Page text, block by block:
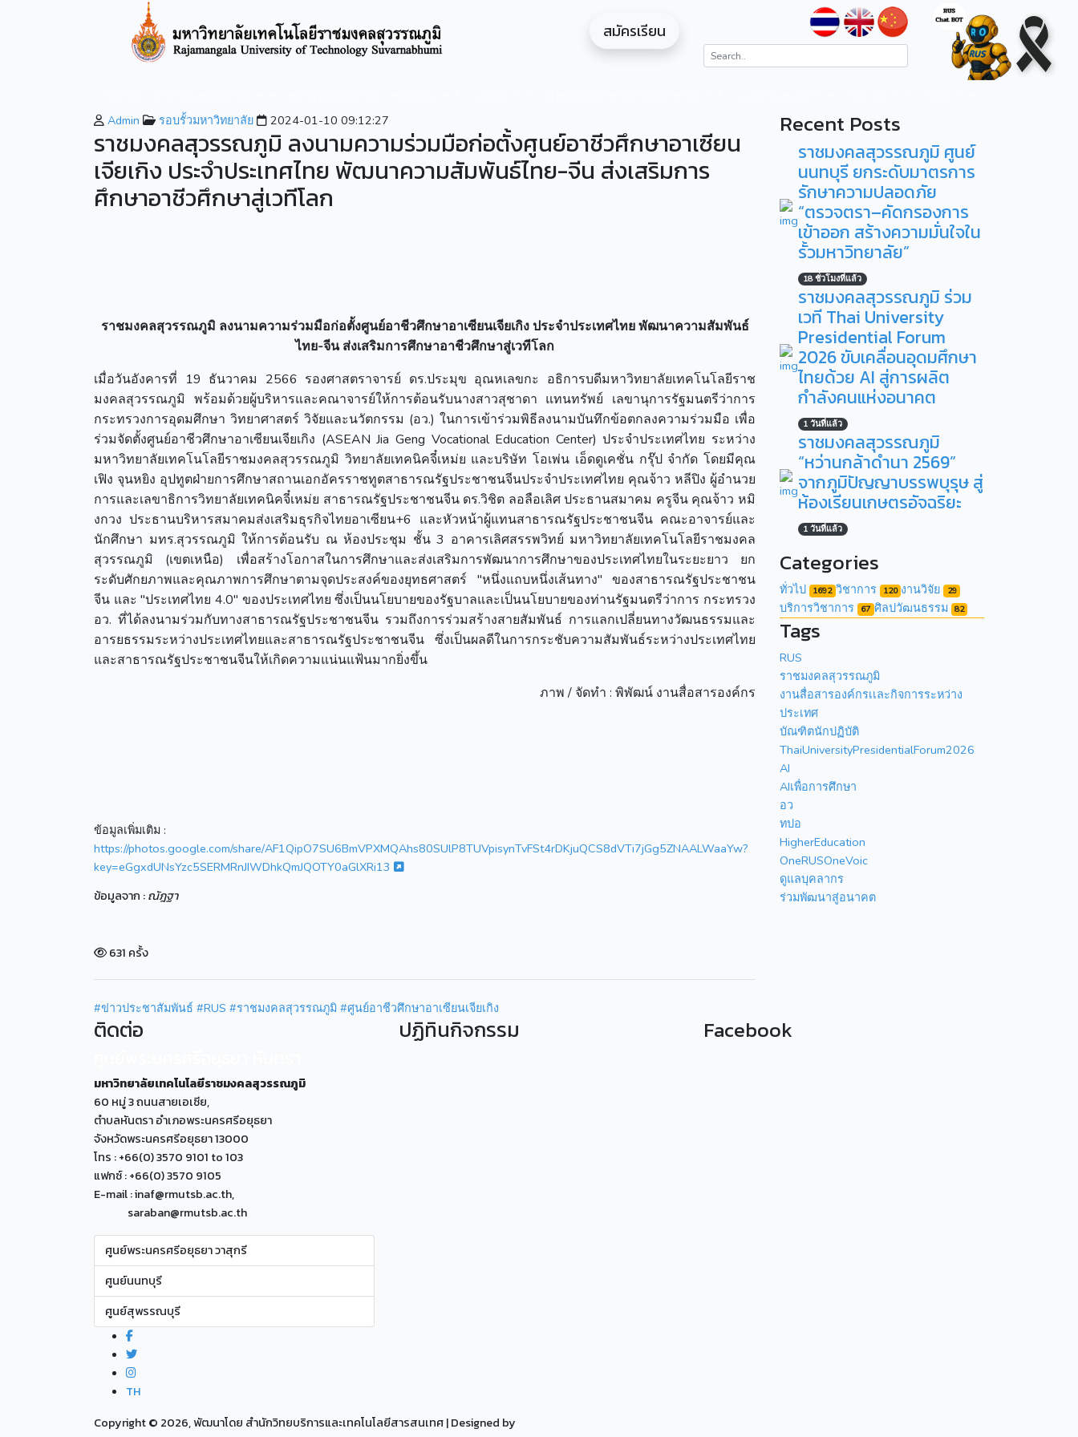
สมัครเรียน
Admin รอบรั้วมหาวิทยาลัย 2024-01-10 09:12:27
ราชมงคลสุวรรณภูมิ ลงนามความร่วมมือก่อตั้งศูนย์อาชีวศึกษาอาเซียน
เจียเกิง ประจำประเทศไทย พัฒนาความสัมพันธ์ไทย-จีน ส่งเสริมการ
ศึกษาอาชีวศึกษาสู่เวทีโลก
ราชมงคลสุวรรณภูมิ ลงนามความร่วมมือก่อตั้งศูนย์อาชีวศึกษาอาเซียนเจียเกิง ประจำประเทศไทย พัฒนาความสัมพันธ์
ไทย-จีน ส่งเสริมการศึกษาอาชีวศึกษาสู่เวทีโลก
เมื่อวันอังคารที่ 19 ธันวาคม 2566 รองศาสตราจารย์ ดร.ประมุข อุณหเลขกะ อธิการบดีมหาวิทยาลัยเทคโนโลยีราช
มงคลสุวรรณภูมิ พร้อมด้วยผู้บริหารและคณาจารย์ให้การต้อนรับนางสาวสุชาดา แทนทรัพย์ เลขานุการรัฐมนตรีว่าการ
กระทรวงการอุดมศึกษา วิทยาศาสตร์ วิจัยและนวัตกรรม (อว.) ในการเข้าร่วมพิธีลงนามบันทึกข้อตกลงความร่วมมือ เพื่อ
ร่วมจัดตั้งศูนย์อาชีวศึกษาอาเซียนเจียเกิง (ASEAN Jia Geng Vocational Education Center) ประจำประเทศไทย ระหว่าง
มหาวิทยาลัยเทคโนโลยีราชมงคลสุวรรณภูมิ วิทยาลัยเทคนิคจี๋เหม่ย และบริษัท โอเพ่น เอ็ดดูเคชั่น กรุ๊ป จำกัด โดยมีคุณ
เฟิง จุนหยิง อุปทูตฝ่ายการศึกษาสถานเอกอัครราชทูตสาธารณรัฐประชาชนจีนประจำประเทศไทย คุณจ้าว หลีปิง ผู้อำนวย
การและเลขาธิการวิทยาลัยเทคนิคจี๋เหม่ย สาธารณรัฐประชาชนจีน ดร.วิชิต ลอลือเลิศ ประธานสมาคม ครูจีน คุณจ้าว หมิ
งกวง ประธานบริหารสมาคมส่งเสริมธุรกิจไทยอาเซียน+6 และหัวหน้าผู้แทนสาธารณรัฐประชาชนจีน คณะอาจารย์และ
นักศึกษา มทร.สุวรรณภูมิ ให้การต้อนรับ ณ ห้องประชุม ชั้น 3 อาคารเลิศสรรพวิทย์ มหาวิทยาลัยเทคโนโลยีราชมงคล
สุวรรณภูมิ (เขตเหนือ) เพื่อสร้างโอกาสในการศึกษาและส่งเสริมการพัฒนาการศึกษาของประเทศไทยในระยะยาว ยก
ระดับศักยภาพและคุณภาพการศึกษาตามจุดประสงค์ของยุทธศาสตร์ "หนึ่งแถบหนึ่งเส้นทาง" ของสาธารณรัฐประชาชน
จีน และ "ประเทศไทย 4.0" ของประเทศไทย ซึ่งเป็นนโยบายของรัฐบาลและเป็นนโยบายของท่านรัฐมนตรีว่าการ กระทรวง
อว. ที่ได้ลงนามร่วมกับทางสาธารณรัฐประชาชนจีน รวมถึงการร่วมสร้างสายสัมพันธ์ การแลกเปลี่ยนทางวัฒนธรรมและ
อารยธรรมระหว่างประเทศไทยและสาธารณรัฐประชาชนจีน ซึ่งเป็นผลดีในการกระชับความสัมพันธ์ระหว่างประเทศไทย
และสาธารณรัฐประชาชนจีนให้เกิดความแน่นแฟ้นมากยิ่งขึ้น
ภาพ / จัดทำ : พิพัฒน์ งานสื่อสารองค์กร
ข้อมูลเพิ่มเติม :
https://photos.google.com/share/AF1QipO7SU6BmVPXMQAhs80SUlP8TUVpisynTvFSt4rDKjuQCS8dVTi7jGg5ZNAALWaaYw?
key=eGgxdUNsYzc5SERMRnJIWDhkQmJQOTY0aGlXRi13
ข้อมูลจาก :ณัฎฐา
631 ครั้ง
#ข่าวประชาสัมพันธ์ #RUS #ราชมงคลสุวรรณภูมิ #ศูนย์อาชีวศึกษาอาเซียนเจียเกิง
Recent Posts
ราชมงคลสุวรรณภูมิ ศูนย์
นนทบุรี ยกระดับมาตรการ
รักษาความปลอดภัย
“ตรวจตรา–คัดกรองการ
เข้าออก สร้างความมั่นใจใน
รั้วมหาวิทยาลัย”
18 ชั่วโมงที่แล้ว
ราชมงคลสุวรรณภูมิ ร่วม
เวที Thai University
Presidential Forum
2026 ขับเคลื่อนอุดมศึกษา
ไทยด้วย AI สู่การผลิต
กำลังคนแห่งอนาคต
1 วันที่แล้ว
ราชมงคลสุวรรณภูมิ
“หว่านกล้าดำนา 2569”
จากภูมิปัญญาบรรพบุรุษ สู่
ห้องเรียนเกษตรอัจฉริยะ
1 วันที่แล้ว
Categories
ทั่วไป 1692 วิชาการ 120 งานวิจัย 29
บริการวิชาการ 67 ศิลปวัฒนธรรม 82
Tags
RUS
ราชมงคลสุวรรณภูมิ
งานสื่อสารองค์กรเเละกิจการระหว่าง
ประเทศ
บัณฑิตนักปฏิบัติ
ThaiUniversityPresidentialForum2026
AI
AIเพื่อการศึกษา
อว
ทปอ
HigherEducation
OneRUSOneVoic
ดูแลบุคลากร
ร่วมพัฒนาสู่อนาคต
ติดต่อ
มหาวิทยาลัยเทคโนโลยีราชมงคลสุวรรณภูมิ
60 หมู่ 3 ถนนสายเอเซีย,
ตำบลหันตรา อำเภอพระนครศรีอยุธยา
จังหวัดพระนครศรีอยุธยา 13000
โทร : +66(0) 3570 9101 to 103
แฟกซ์ : +66(0) 3570 9105
E-mail : inaf@rmutsb.ac.th,
saraban@rmutsb.ac.th
ศูนย์พระนครศรีอยุธยา วาสุกรี
ศูนย์นนทบุรี
ศูนย์สุพรรณบุรี
TH
ปฏิทินกิจกรรม Facebook
Copyright © 2026, พัฒนาโดย สำนักวิทยบริการและเทคโนโลยีสารสนเทศ| Designed by